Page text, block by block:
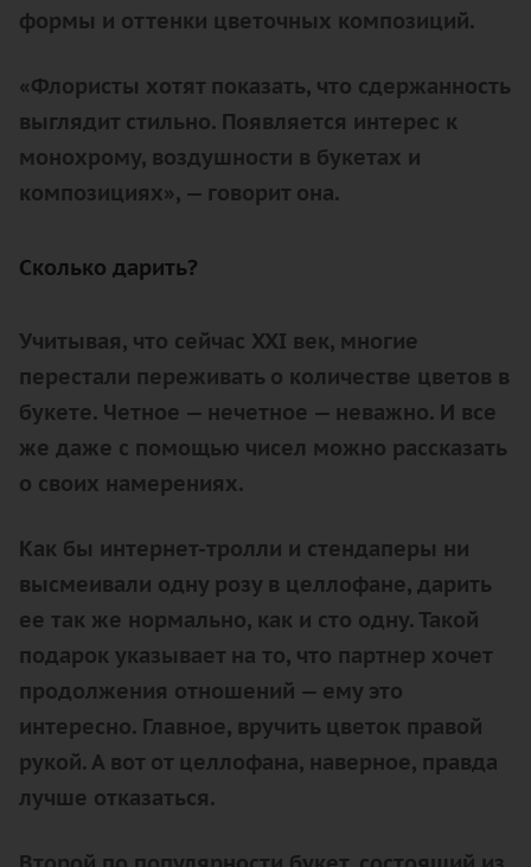
формы и оттенки цветочных композиций.
«Флористы хотят показать, что сдержанность
выглядит стильно. Появляется интерес к
монохрому, воздушности в букетах и
композициях», — говорит она.
Сколько дарить?
Учитывая, что сейчас XXI век, многие
перестали переживать о количестве цветов в
букете. Четное — нечетное — неважно. И все
же даже с помощью чисел можно рассказать
о своих намерениях.
Как бы интернет-тролли и стендаперы ни
высмеивали одну розу в целлофане, дарить
ее так же нормально, как и сто одну. Такой
подарок указывает на то, что партнер хочет
продолжения отношений — ему это
интересно. Главное, вручить цветок правой
рукой. А вот от целлофана, наверное, правда
лучше отказаться.